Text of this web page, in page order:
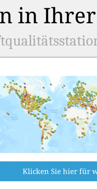
in Ihrer
Klicken Sie hier für